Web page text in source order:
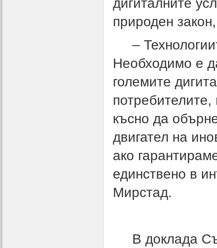
дигиталните
природен
–
Необходимо е
големите
късно да
двигател на
ако
единствено в
Мирстад.
В доклада